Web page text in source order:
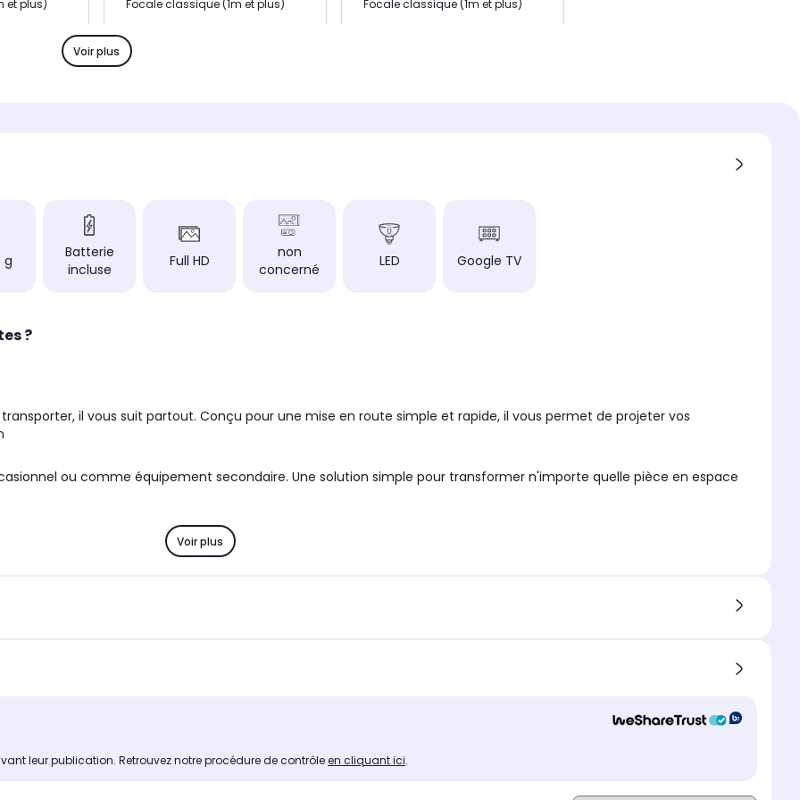
et plus)
pour une
au
Focale classique (1m et plus)
-
Focale standard : idéal pour une
installation permanente au
Focale classique (1m et plus)
Distance de projection
Focale standard : idéal pour une
Voir plus
g
Batterie
incluse
Full HD
non
concerné
LED Google TV
?
il vous suit partout. Conçu pour une mise en route simple et rapide, il vous permet de projeter vos
ou comme équipement secondaire. Une solution simple pour transformer n'importe quelle pièce en espace
Voir plus
leur publication. Retrouvez notre procédure de contrôleen cliquant ici.